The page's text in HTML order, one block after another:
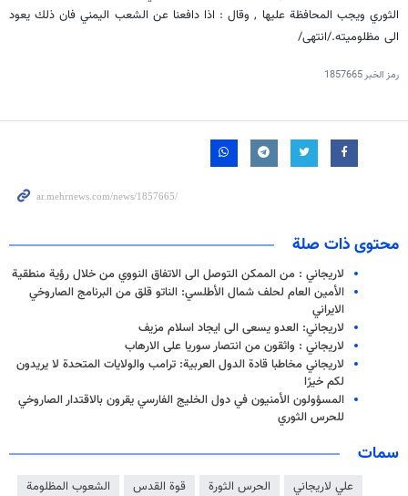
الثوري ويجب المحافظة عليها , وقال : اذا دافعنا عن الشعب اليمني فان ذلك يعود
الى مظلوميته./انتهى/
رمز الخبر1857665
محتوى ذات صلة
لاريجاني : من الممكن التوصل الى الاتفاق النووي من خلال رؤية منطقية
الأمين العام لحلف شمال الأطلسي: الناتو قلق من البرنامج الصاروخي
الايراني
لاريجاني: العدو يسعى الى ايجاد اسلام مزيف
لاريجاني : واثقون من انتصار سوريا على الارهاب
لاريجاني مخاطبا قادة الدول العربية: ترامب والولايات المتحدة لا يريدون
لكم خيرًا
المسؤولون الأمنيون في دول الخليج الفارسي يقرون بالاقتدار الصاروخي
للحرس الثوري
سمات
علي لاريجاني الحرس الثورة قوة القدس الشعوب المظلومة